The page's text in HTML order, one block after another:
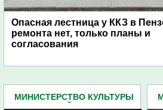
Опасная лестница у ККЗ в
ремонта нет, только планы и
согласования
МИНИСТЕРСТВО КУЛЬТУРЫ